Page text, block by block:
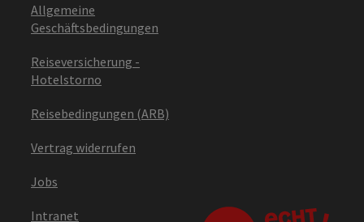
Allgemeine
Geschäftsbedingungen
Reiseversicherung -
Hotelstorno
Reisebedingungen (ARB)
Vertrag widerrufen
Jobs
Intranet